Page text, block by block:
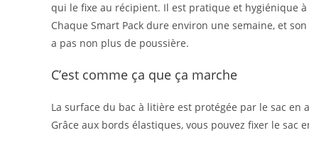
qui le fixe au récipient. Il est pratique et hygiénique
Chaque Smart Pack dure environ une semaine, et
a pas non plus de poussière.
C’est comme ça que ça marche
La surface du bac à litière est protégée par le sac
Grâce aux bords élastiques, vous pouvez fixer le